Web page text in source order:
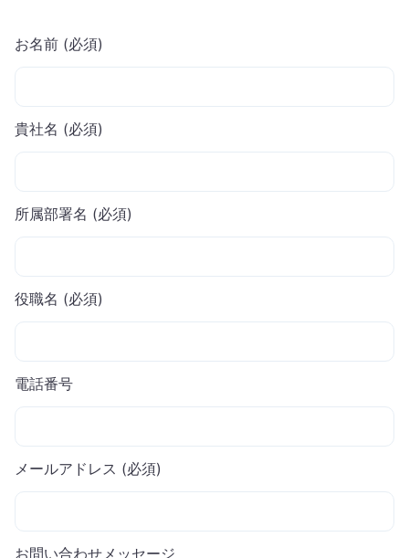
お名前 (必須)
貴社名 (必須)
所属部署名 (必須)
役職名 (必須)
電話番号
メールアドレス (必須)
お問い合わせメッセージ